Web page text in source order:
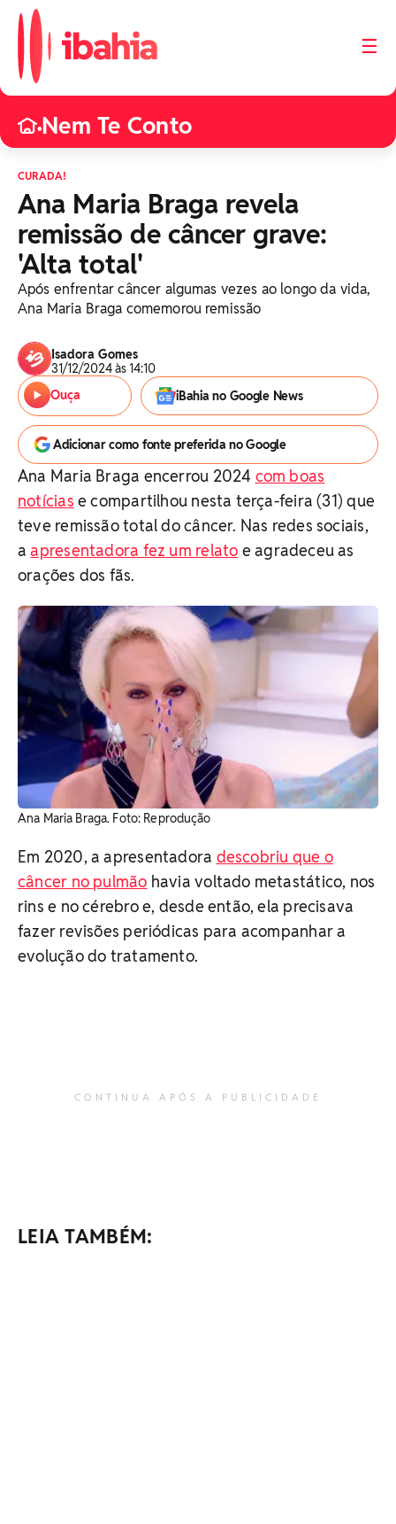
☰
•Nem Te Conto
CURADA!
Ana Maria Braga revela
remissão de câncer grave:
'Alta total'
Após enfrentar câncer algumas vezes ao longo da vida,
Ana Maria Braga comemorou remissão
Isadora Gomes
31/12/2024 às 14:10
Ouça
iBahia no Google News
Adicionar como fonte preferida no Google
Ana Maria Braga encerrou 2024 com boas
notícias e compartilhou nesta terça-feira (31) que
teve remissão total do câncer. Nas redes sociais,
aapresentadora fez um relato e agradeceu as
orações dos fãs.
Ana Maria Braga. ​Foto: Reprodução
Em 2020, a apresentadora descobriu que o
câncer no pulmão havia voltado metastático, nos
rins e no cérebro e, desde então, ela precisava
fazer revisões periódicas para acompanhar a
evolução do tratamento.
CONTINUA APÓS A PUBLICIDADE
LEIA TAMBÉM: